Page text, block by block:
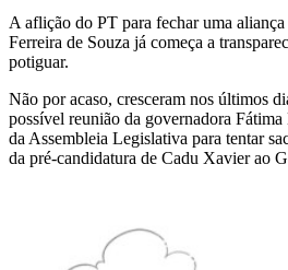
A aflição do PT para fechar uma
Ferreira de Souza já começa a
potiguar.
Não por acaso, cresceram nos últimos
possível reunião da governadora
da Assembleia Legislativa para tentar
da pré-candidatura de Cadu Xavier ao